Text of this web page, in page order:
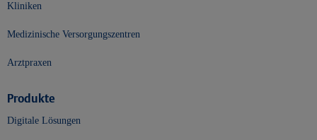
Kliniken
Medizinische Versorgungszentren
Arztpraxen
Produkte
Digitale Lösungen